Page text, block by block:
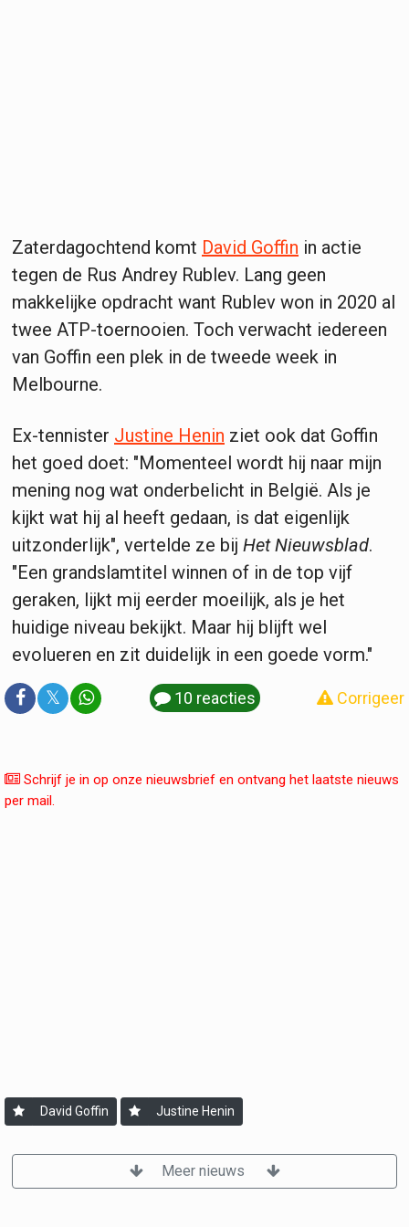
Zaterdagochtend komt David Goffin in actie
tegen de Rus Andrey Rublev. Lang geen
makkelijke opdracht want Rublev won in 2020 al
twee ATP-toernooien. Toch verwacht iedereen
van Goffin een plek in de tweede week in
Melbourne.
Ex-tennister Justine Henin ziet ook dat Goffin
het goed doet: "Momenteel wordt hij naar mijn
mening nog wat onderbelicht in België. Als je
kijkt wat hij al heeft gedaan, is dat eigenlijk
uitzonderlijk", vertelde ze bij Het Nieuwsblad.
"Een grandslamtitel winnen of in de top vijf
geraken, lijkt mij eerder moeilijk, als je het
huidige niveau bekijkt. Maar hij blijft wel
evolueren en zit duidelijk in een goede vorm."
𝕏 10 reacties Corrigeer
Schrijf je in op onze nieuwsbrief en ontvang het laatste nieuws
per mail.
David Goffin Justine Henin
Meer nieuws